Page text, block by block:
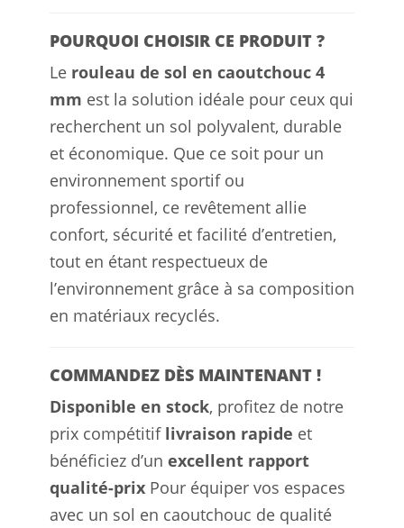
POURQUOI CHOISIR CE PRODUIT ?
Le rouleau de sol en caoutchouc 4
mm est la solution idéale pour ceux qui
recherchent un sol polyvalent, durable
et économique. Que ce soit pour un
environnement sportif ou
professionnel, ce revêtement allie
confort, sécurité et facilité d’entretien,
tout en étant respectueux de
l’environnement grâce à sa composition
en matériaux recyclés.
COMMANDEZ DÈS MAINTENANT !
Disponible en stock, profitez de notre
prix compétitif livraison rapide et
bénéficiez d’un excellent rapport
qualité-prix Pour équiper vos espaces
avec un sol en caoutchouc de qualité